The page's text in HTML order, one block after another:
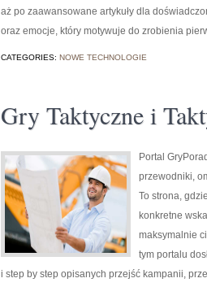
aż po zaawansowane artykuły dla
oraz emocje, który motywuje do zrobienia
CATEGORIES: NOWE TECHNOLOGIE
Gry Taktyczne i
Portal
przewodniki,
To strona,
konkretne
maksymalnie
tym portalu
i step by step opisanych przejść kampanii,